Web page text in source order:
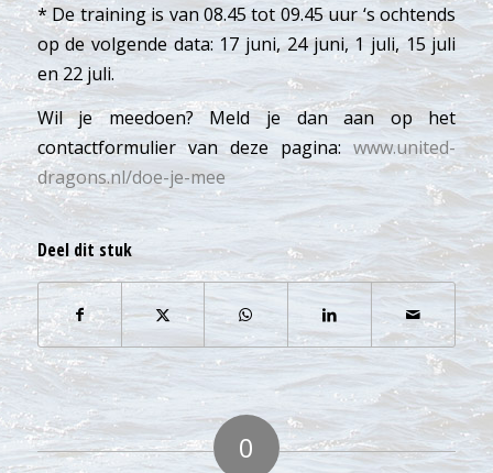
* De training is van 08.45 tot 09.45 uur ‘s ochtends
op de volgende data: 17 juni, 24 juni, 1 juli, 15 juli
en 22 juli.
Wil je meedoen? Meld je dan aan op het
contactformulier van deze pagina:www.united-
dragons.nl/doe-je-mee
Deel dit stuk
0